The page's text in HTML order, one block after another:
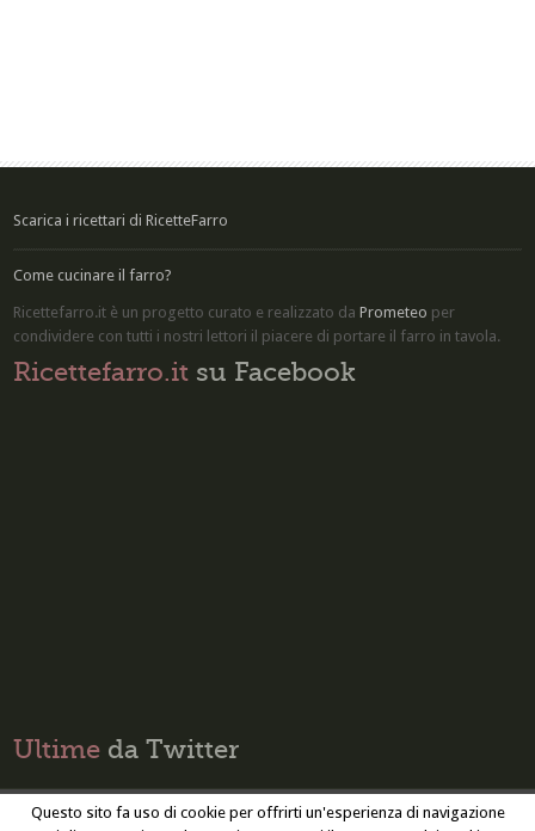
Scarica i ricettari di RicetteFarro
Come cucinare il farro?
Ricettefarro.it è un progetto curato e realizzato daPrometeo per
condividere con tutti i nostri lettori il piacere di portare il farro in tavola.
Ricettefarro.it su Facebook
Ultime da Twitter
Privacy Policy Cookie Policy
Questo sito fa uso di cookie per offrirti un'esperienza di navigazione